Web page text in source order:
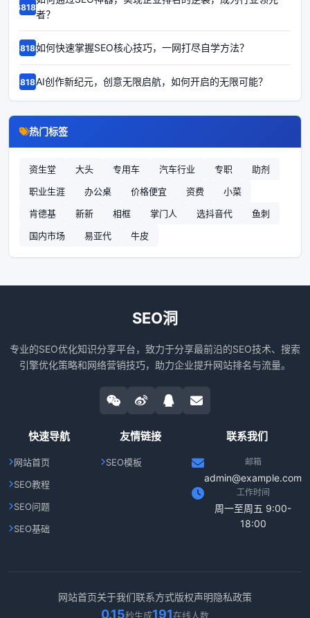
68187
者？
68186如何快速掌握SEO核心技巧，一网打尽自学方法？
68185AI创作新纪元，创意无限启航，如何开启的无限可能？
热门标签
资生堂 大头 专用车 汽车行业 专职
助剂
职业生涯
办公桌 价格便宜 资费
小菜
肯德基
新新 相框 掌门人 选抖音代
鱼刺
国内市场
易亚代 牛皮
SEO洞
专业的SEO优化知识分享平台，致力于分享最前沿的SEO技术、搜索
引擎优化策略和网络营销技巧，助力企业提升网站排名与流量。
快速导航
网站首页
SEO教程
SEO问题
SEO基础
友情链接
SEO模板
联系我们
邮箱
admin@example.com
工作时间
周一至周五 9:00-
18:00
网站首页关于我们联系方式版权声明隐私政策
0.15秒生成191在线人数